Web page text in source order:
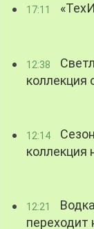
17:11
12:38
коллекция
12:14
коллекция
12:21
переходит